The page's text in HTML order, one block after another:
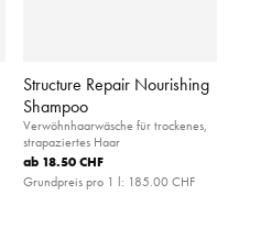
Structure Repair Nourishing
Shampoo
Verwöhnhaarwäsche für trockenes,
strapaziertes Haar
ab 18.50 CHF
Grundpreis pro 1 l: 185.00 CHF